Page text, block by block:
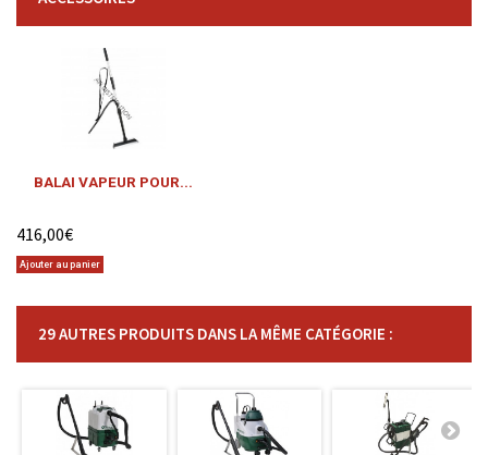
BALAI VAPEUR POUR...
416,00€
Ajouter au panier
29 AUTRES PRODUITS DANS LA MÊME CATÉGORIE :